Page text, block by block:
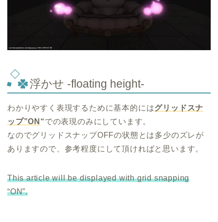
浮かせ -floating height-
わかりやすく表現するために基本的にはグリッドスナ
ップ”ON “での表現のみにしています。
なのでグリッドスナップOFFの状態とは多少のズレが
ありますので、参考程度にして頂ければと思います。
This article will be displayed with grid snapping
“ON”.